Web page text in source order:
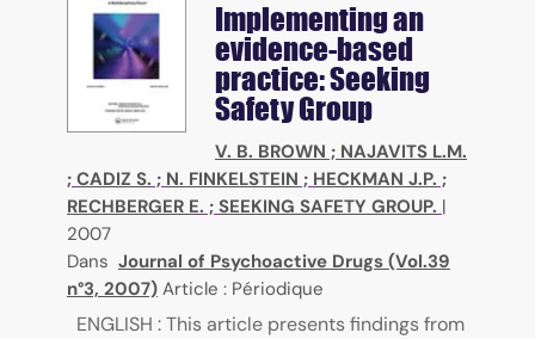
Implementing an
evidence-based
practice: Seeking
Safety Group
V. B. BROWN ; NAJAVITS L.M.
; CADIZ S. ; N. FINKELSTEIN ; HECKMAN J.P. ;
RECHBERGER E. ; SEEKING SAFETY GROUP. |
2007
Dans Journal of Psychoactive Drugs (Vol.39
n°3, 2007) Article : Périodique
ENGLISH : This article presents findings from